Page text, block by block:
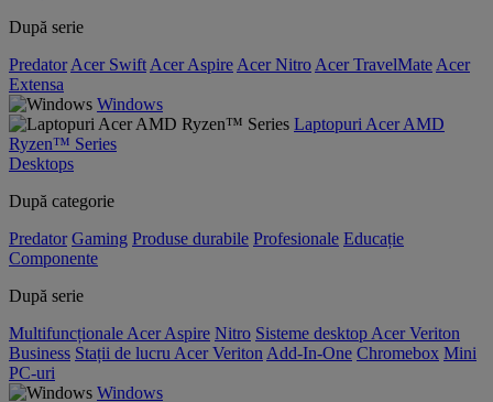
După serie
Predator Acer Swift Acer Aspire Acer Nitro Acer TravelMate Acer
Extensa
Windows
Laptopuri Acer AMD
Ryzen™ Series
Desktops
După categorie
Predator Gaming Produse durabile Profesionale Educație
Componente
După serie
Multifuncționale Acer Aspire Nitro Sisteme desktop Acer Veriton
Business Stații de lucru Acer Veriton Add-In-One Chromebox Mini
PC-uri
Windows